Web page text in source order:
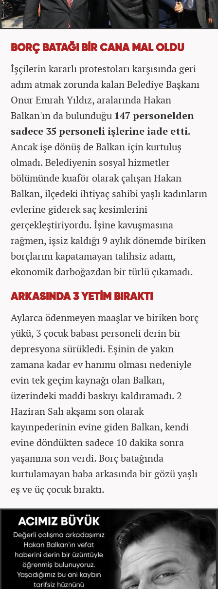
BORÇ BATAĞI BİR CANA MAL OLDU
İşçilerin kararlı protestoları karşısında geri
adım atmak zorunda kalan Belediye Başkanı
Onur Emrah Yıldız, aralarında Hakan
Balkan'ın da bulunduğu 147 personelden
sadece 35 personeli işlerine iade etti.
Ancak işe dönüş de Balkan için kurtuluş
olmadı. Belediyenin sosyal hizmetler
bölümünde kuaför olarak çalışan Hakan
Balkan, ilçedeki ihtiyaç sahibi yaşlı kadınların
evlerine giderek saç kesimlerini
gerçekleştiriyordu. İşine kavuşmasına
rağmen, işsiz kaldığı 9 aylık dönemde biriken
borçlarını kapatamayan talihsiz adam,
ekonomik darboğazdan bir türlü çıkamadı.
ARKASINDA 3 YETİM BIRAKTI
Aylarca ödenmeyen maaşlar ve biriken borç
yükü, 3 çocuk babası personeli derin bir
depresyona sürükledi. Eşinin de yakın
zamana kadar ev hanımı olması nedeniyle
evin tek geçim kaynağı olan Balkan,
üzerindeki maddi baskıyı kaldıramadı. 2
Haziran Salı akşamı son olarak
kayınpederinin evine giden Balkan, kendi
evine döndükten sadece 10 dakika sonra
yaşamına son verdi. Borç batağında
kurtulamayan baba arkasında bir gözü yaşlı
eş ve üç çocuk bıraktı.